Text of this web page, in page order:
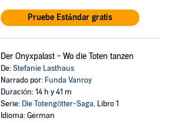
Pruebe Estándar gratis
Der Onyxpalast - Wo die Toten tanzen
De:Stefanie Lasthaus
Narrado por: Funda Vanroy
Duración: 14 h y 41 m
Serie: Die Totengötter-Saga, Libro 1
Idioma: German